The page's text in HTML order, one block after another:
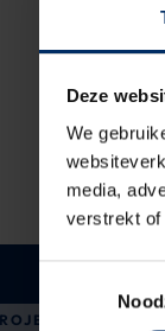
Deze
We
media,
verstrekt of